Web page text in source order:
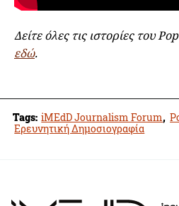
Δείτε όλες τις ιστορίες του
εδώ.
Tags: iMEdD Journalism Forum,
Ερευνητική Δημοσιογραφία